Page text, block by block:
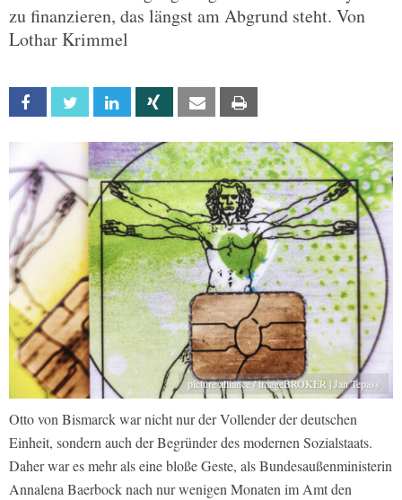
zu finanzieren, das längst am Abgrund steht. Von
Lothar Krimmel
Facebook Twitter Linkedin Xing Email
picture alliance / imageBROKER | Jan Tepass
Otto von Bismarck war nicht nur der Vollender der deutschen
Einheit, sondern auch der Begründer des modernen Sozialstaats.
Daher war es mehr als eine bloße Geste, als Bundesaußenministerin
Annalena Baerbock nach nur wenigen Monaten im Amt den